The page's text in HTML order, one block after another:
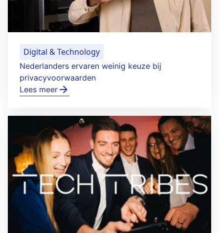
Digital & Technology
Nederlanders ervaren weinig keuze bij
privacyvoorwaarden
Lees meer